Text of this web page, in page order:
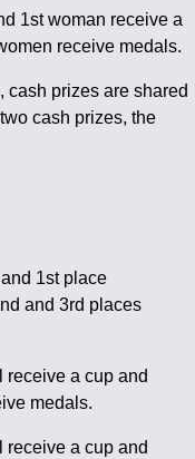
1st woman receive a
receive medals.
cash prizes are shared
cash prizes, the
1st place
and 3rd places
receive a cup and
medals.
receive a cup and